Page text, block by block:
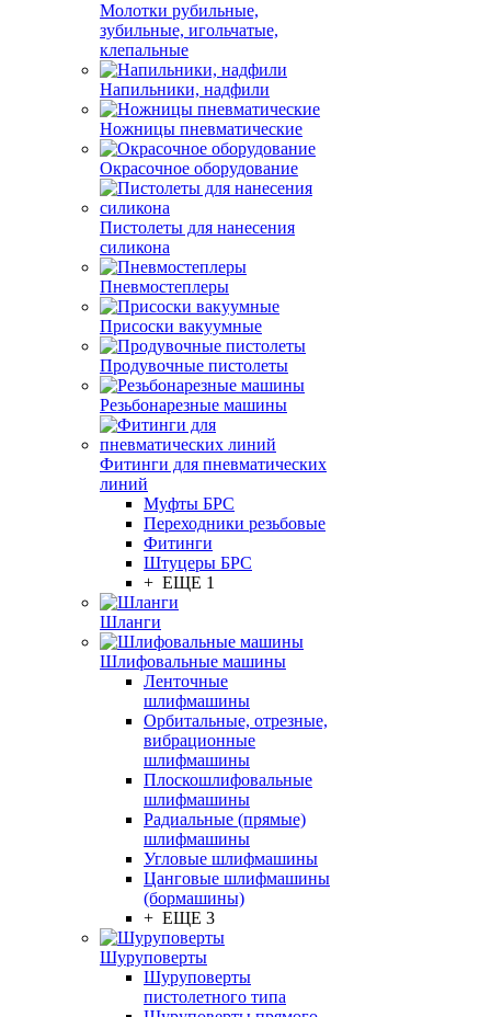
Молотки рубильные,
зубильные, игольчатые,
клепальные
Напильники, надфили
Ножницы пневматические
Окрасочное оборудование
Пистолеты для нанесения
силикона
Пневмостеплеры
Присоски вакуумные
Продувочные пистолеты
Резьбонарезные машины
Фитинги для пневматических
линий
Муфты БРС
Переходники резьбовые
Фитинги
Штуцеры БРС
+ ЕЩЕ 1
Шланги
Шлифовальные машины
Ленточные
шлифмашины
Орбитальные, отрезные,
вибрационные
шлифмашины
Плоскошлифовальные
шлифмашины
Радиальные (прямые)
шлифмашины
Угловые шлифмашины
Цанговые шлифмашины
(бормашины)
+ ЕЩЕ 3
Шуруповерты
Шуруповерты
пистолетного типа